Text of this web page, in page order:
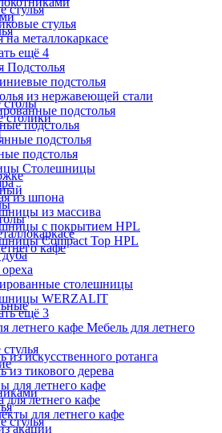
стулья
стулья
на металлокаркасе
ещё 4
Подстолья
подстолья
из нержавеющей стали
подстолья
подстолья
подстолья
подстолья
Столешницы
из шпона
из массива
с покрытием HPL
Сompact Top HPL
столешницы
WERZALIT
ещё 3
Мебель для летнего
из искусственного ротанга
из тикового дерева
для летнего кафе
для летнего кафе
для летнего кафе
акации
столы
столики
кафе
стулья